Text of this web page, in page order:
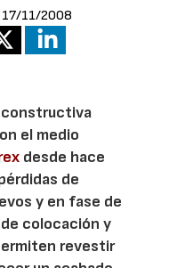
17/11/2008
constructiva
el medio
desde hace
de
y en fase de
colocación y
revestir